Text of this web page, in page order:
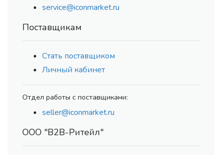
service@iconmarket.ru
Поставщикам
Стать поставщиком
Личный кабинет
Отдел работы с поставщиками:
seller@iconmarket.ru
ООО "В2В-Ритейл"